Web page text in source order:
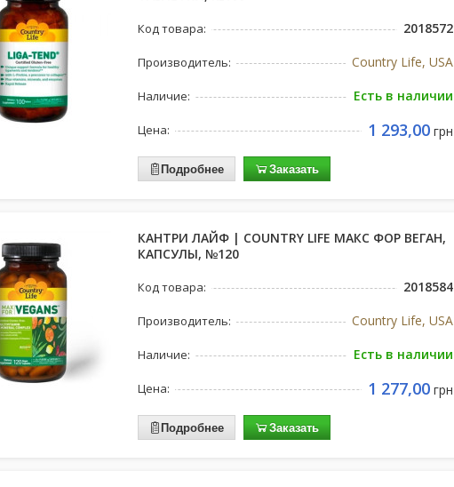
Код товара: 2018572
Производитель: Country Life, USA
Наличие: Есть в наличии
Цена: 1 293,00грн
Подробнее Заказать
КАНТРИ ЛАЙФ | COUNTRY LIFE МАКС ФОР ВЕГАН,
КАПСУЛЫ, №120
Код товара: 2018584
Производитель: Country Life, USA
Наличие: Есть в наличии
Цена: 1 277,00грн
Подробнее Заказать